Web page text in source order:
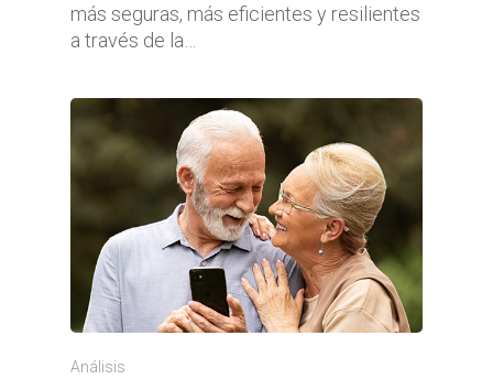
más seguras, más eficientes y resilientes
a través de la…
Análisis